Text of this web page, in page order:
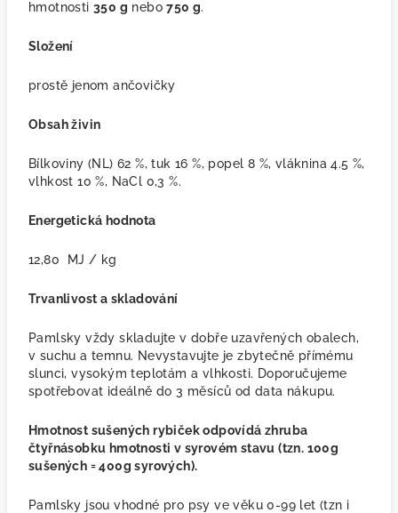
hmotnosti350 g nebo750 g.
Složení
prostě jenom ančovičky
Obsah živin
Bílkoviny (NL) 62 %, tuk 16 %, popel 8 %, vláknina 4.5 %,
vlhkost 10 %, NaCl 0,3 %.
Energetická hodnota
12,80 MJ / kg
Trvanlivost a skladování
Pamlsky vždy skladujte v dobře uzavřených obalech,
v suchu a temnu. Nevystavujte je zbytečně přímému
slunci, vysokým teplotám a vlhkosti. Doporučujeme
spotřebovat ideálně do 3 měsíců od data nákupu.
Hmotnost sušených rybiček odpovídá zhruba
čtyřnásobku hmotnosti v syrovém stavu (tzn. 100g
sušených = 400g syrových).
Pamlsky jsou vhodné pro psy ve věku 0-99 let (tzn i